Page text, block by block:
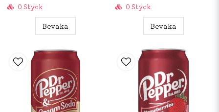
0 Styck
Bevaka
0 Styck
Bevaka